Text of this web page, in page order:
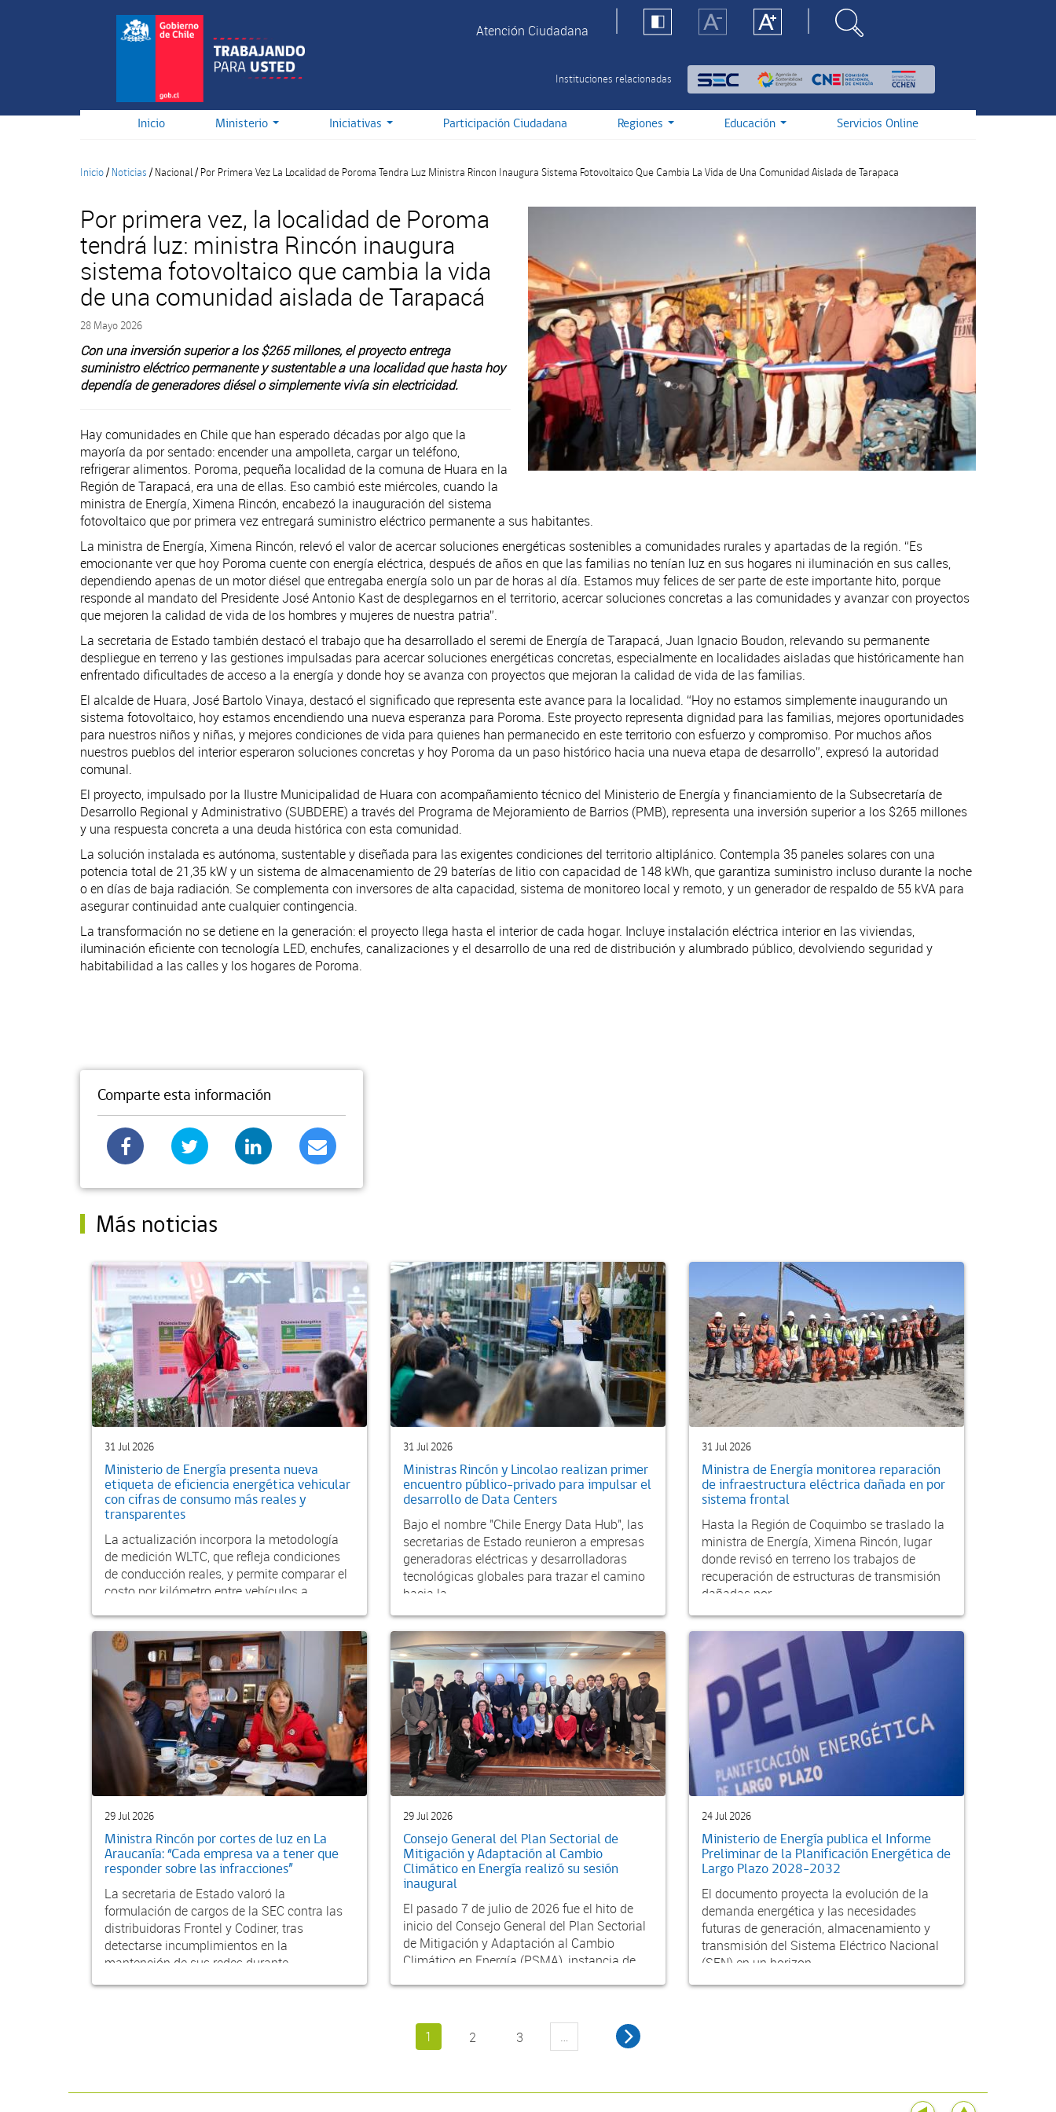
Atención Ciudadana
Instituciones relacionadas
Inicio Ministerio Iniciativas Participación Ciudadana Regiones Educación Servicios Online
Inicio/ Noticias / Nacional/ Por Primera Vez La Localidad de Poroma Tendra Luz Ministra Rincon Inaugura Sistema Fotovoltaico Que Cambia La Vida de Una Comunidad Aislada de Tarapaca
Por primera vez, la localidad de Poroma
tendrá luz: ministra Rincón inaugura
sistema fotovoltaico que cambia la vida
de una comunidad aislada de Tarapacá
28 Mayo 2026
Con una inversión superior a los $265 millones, el proyecto entrega
suministro eléctrico permanente y sustentable a una localidad que hasta hoy
dependía de generadores diésel o simplemente vivía sin electricidad.
Hay comunidades en Chile que han esperado décadas por algo que la
mayoría da por sentado: encender una ampolleta, cargar un teléfono,
refrigerar alimentos. Poroma, pequeña localidad de la comuna de Huara en la
Región de Tarapacá, era una de ellas. Eso cambió este miércoles, cuando la
ministra de Energía, Ximena Rincón, encabezó la inauguración del sistema
fotovoltaico que por primera vez entregará suministro eléctrico permanente a sus habitantes.
La ministra de Energía, Ximena Rincón, relevó el valor de acercar soluciones energéticas sostenibles a comunidades rurales y apartadas de la región. “Es
emocionante ver que hoy Poroma cuente con energía eléctrica, después de años en que las familias no tenían luz en sus hogares ni iluminación en sus calles,
dependiendo apenas de un motor diésel que entregaba energía solo un par de horas al día. Estamos muy felices de ser parte de este importante hito, porque
responde al mandato del Presidente José Antonio Kast de desplegarnos en el territorio, acercar soluciones concretas a las comunidades y avanzar con proyectos
que mejoren la calidad de vida de los hombres y mujeres de nuestra patria”.
La secretaria de Estado también destacó el trabajo que ha desarrollado el seremi de Energía de Tarapacá, Juan Ignacio Boudon, relevando su permanente
despliegue en terreno y las gestiones impulsadas para acercar soluciones energéticas concretas, especialmente en localidades aisladas que históricamente han
enfrentado dificultades de acceso a la energía y donde hoy se avanza con proyectos que mejoran la calidad de vida de las familias.
El alcalde de Huara, José Bartolo Vinaya, destacó el significado que representa este avance para la localidad. “Hoy no estamos simplemente inaugurando un
sistema fotovoltaico, hoy estamos encendiendo una nueva esperanza para Poroma. Este proyecto representa dignidad para las familias, mejores oportunidades
para nuestros niños y niñas, y mejores condiciones de vida para quienes han permanecido en este territorio con esfuerzo y compromiso. Por muchos años
nuestros pueblos del interior esperaron soluciones concretas y hoy Poroma da un paso histórico hacia una nueva etapa de desarrollo”, expresó la autoridad
comunal.
El proyecto, impulsado por la Ilustre Municipalidad de Huara con acompañamiento técnico del Ministerio de Energía y financiamiento de la Subsecretaría de
Desarrollo Regional y Administrativo (SUBDERE) a través del Programa de Mejoramiento de Barrios (PMB), representa una inversión superior a los $265 millones
y una respuesta concreta a una deuda histórica con esta comunidad.
La solución instalada es autónoma, sustentable y diseñada para las exigentes condiciones del territorio altiplánico. Contempla 35 paneles solares con una
potencia total de 21,35 kW y un sistema de almacenamiento de 29 baterías de litio con capacidad de 148 kWh, que garantiza suministro incluso durante la noche
o en días de baja radiación. Se complementa con inversores de alta capacidad, sistema de monitoreo local y remoto, y un generador de respaldo de 55 kVA para
asegurar continuidad ante cualquier contingencia.
La transformación no se detiene en la generación: el proyecto llega hasta el interior de cada hogar. Incluye instalación eléctrica interior en las viviendas,
iluminación eficiente con tecnología LED, enchufes, canalizaciones y el desarrollo de una red de distribución y alumbrado público, devolviendo seguridad y
habitabilidad a las calles y los hogares de Poroma.
Comparte esta información
Más noticias
31 Jul 2026
Ministerio de Energía presenta nueva
etiqueta de eficiencia energética vehicular
con cifras de consumo más reales y
transparentes
La actualización incorpora la metodología
de medición WLTC, que refleja condiciones
de conducción reales, y permite comparar el
costo por kilómetro entre vehículos a
31 Jul 2026
Ministras Rincón y Lincolao realizan primer
encuentro público-privado para impulsar el
desarrollo de Data Centers
Bajo el nombre "Chile Energy Data Hub", las
secretarias de Estado reunieron a empresas
generadoras eléctricas y desarrolladoras
tecnológicas globales para trazar el camino
hacia la...
31 Jul 2026
Ministra de Energía monitorea reparación
de infraestructura eléctrica dañada en por
sistema frontal
Hasta la Región de Coquimbo se traslado la
ministra de Energía, Ximena Rincón, lugar
donde revisó en terreno los trabajos de
recuperación de estructuras de transmisión
dañadas por...
29 Jul 2026
Ministra Rincón por cortes de luz en La
Araucanía: “Cada empresa va a tener que
responder sobre las infracciones”
La secretaria de Estado valoró la
formulación de cargos de la SEC contra las
distribuidoras Frontel y Codiner, tras
detectarse incumplimientos en la
mantención de sus redes durante...
29 Jul 2026
Consejo General del Plan Sectorial de
Mitigación y Adaptación al Cambio
Climático en Energía realizó su sesión
inaugural
El pasado 7 de julio de 2026 fue el hito de
inicio del Consejo General del Plan Sectorial
de Mitigación y Adaptación al Cambio
Climático en Energía (PSMA), instancia de
24 Jul 2026
Ministerio de Energía publica el Informe
Preliminar de la Planificación Energética de
Largo Plazo 2028-2032
El documento proyecta la evolución de la
demanda energética y las necesidades
futuras de generación, almacenamiento y
transmisión del Sistema Eléctrico Nacional
(SEN) en un horizon...
1 2 3 …